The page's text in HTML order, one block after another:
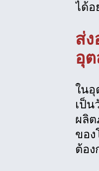
ได้อ
ส่
อุ
ในอุ
เป็น
ผลิ
ขอ
ต้อง